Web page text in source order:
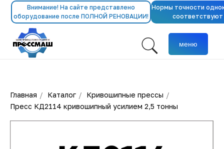
меню
Нормы точности
Внимание! На сайте представлено
оборудование после ПОЛНОЙ РЕНОВАЦИИ!
Главная / Каталог / Кривошипные прессы /
Пресс КД2114 кривошипный усилием 2,5 тонны